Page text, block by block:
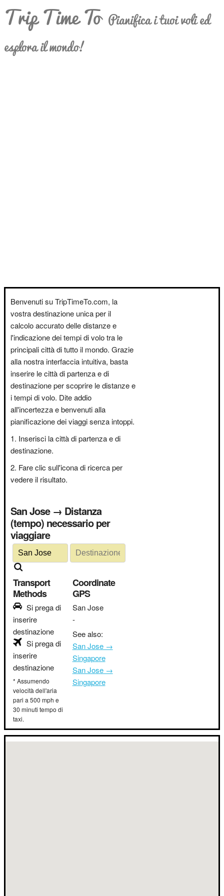
Trip Time To Pianifica i tuoi voli ed
esplora il mondo!
Benvenuti su TripTimeTo.com, la
vostra destinazione unica per il
calcolo accurato delle distanze e
l'indicazione dei tempi di volo tra le
principali città di tutto il mondo. Grazie
alla nostra interfaccia intuitiva, basta
inserire le città di partenza e di
destinazione per scoprire le distanze e
i tempi di volo. Dite addio
all'incertezza e benvenuti alla
pianificazione dei viaggi senza intoppi.
Inserisci la città di partenza e di
destinazione.
Fare clic sull'icona di ricerca per
vedere il risultato.
San Jose → Distanza
(tempo) necessario per
viaggiare
Transport
Methods
Si prega di
inserire
destinazione
Si prega di
inserire
destinazione
* Assumendo
velocità dell'aria
pari a 500 mph e
30 minuti tempo di
taxi.
Coordinate
GPS
San Jose
-
See also:
San Jose →
Singapore
San Jose →
Singapore